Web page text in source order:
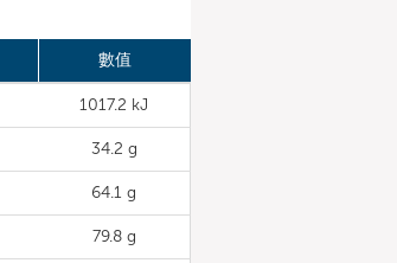
數值
1017.2 kJ
34.2 g
64.1 g
79.8 g